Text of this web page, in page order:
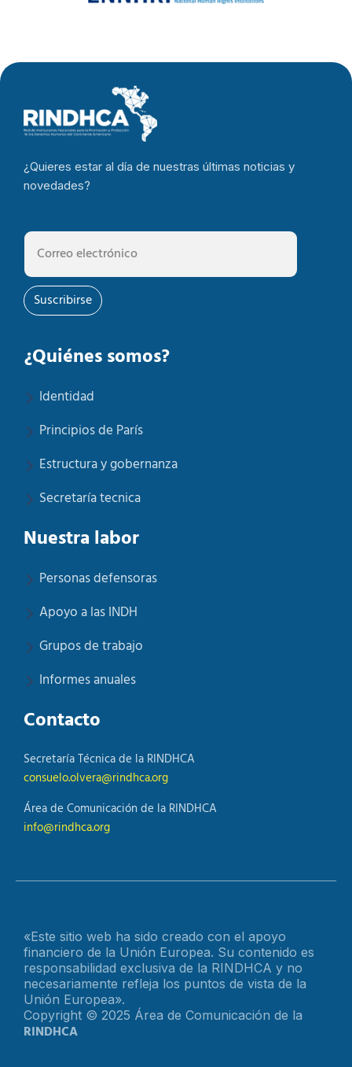
¿Quieres estar al día de nuestras últimas noticias y
novedades?
Suscribirse
¿Quiénes somos?
Identidad
Principios de París
Estructura y gobernanza
Secretaría tecnica
Nuestra labor
Personas defensoras
Apoyo a las INDH
Grupos de trabajo
Informes anuales
Contacto
Secretaría Técnica de la RINDHCA
consuelo.olvera@rindhca.org
Área de Comunicación de la RINDHCA
info@rindhca.org
«Este sitio web ha sido creado con el apoyo
financiero de la Unión Europea. Su contenido es
responsabilidad exclusiva de la RINDHCA y no
necesariamente refleja los puntos de vista de la
Unión Europea».
Copyright © 2025 Área de Comunicación de la
RINDHCA